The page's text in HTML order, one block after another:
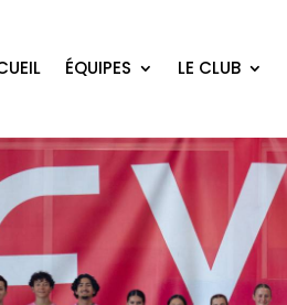
ÉQUIPES LE CLUB